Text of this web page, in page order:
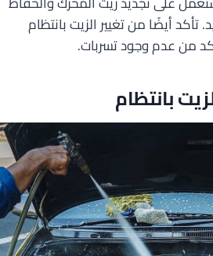
أيضًا من تغيير الزيت بانتظام
من عدم وجود تسربات.
بانتظام